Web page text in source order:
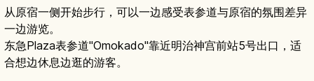
从原宿一侧开始步行，可以一边感受表参道与原宿的氛围差异
一边游览。
东急Plaza表参道"Omokado"靠近明治神宫前站5号出口，适
合想边休息边逛的游客。